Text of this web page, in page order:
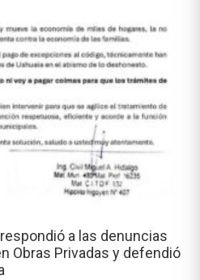
a las denuncias
Obras Privadas y defendió